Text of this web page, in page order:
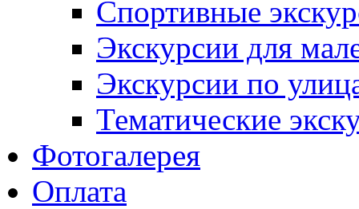
Спортивные
Экскурсии для
Экскурсии по
Тематические
Фотогалерея
Оплата